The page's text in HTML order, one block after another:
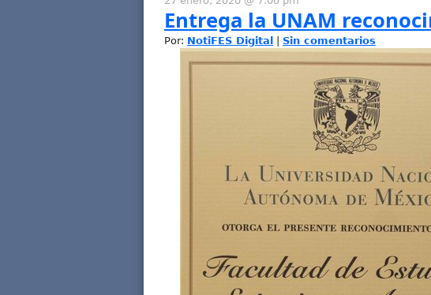
Entrega la UNAM
Por: NotiFES Digital Sin comentarios